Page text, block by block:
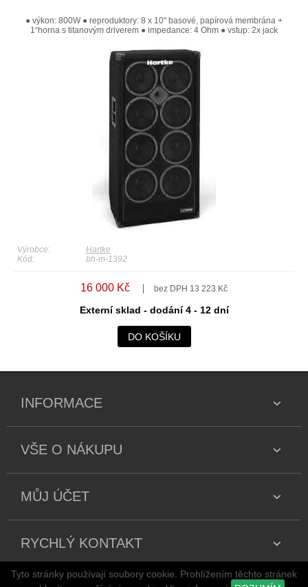
● výkon: 800W ● reproduktory: 8 x 10" basové, papírová membrána +
1“horna s titanovým driverem ● impedance: 4 Ohm ● vstup: 2x jack
Výrobce:
Hartke
Kód:
bh-m-1392
16 000 Kč bez DPH 13 223 Kč
Externí sklad - dodání 4 - 12 dní
DO KOŠÍKU
INFORMACE
VŠE O NÁKUPU
MŮJ ÚČET
RYCHLÝ KONTAKT
Tyto stránky používají soubory cookie. Prohlížením těchto stránek
Copyright 2026 všechna práva vyhrazena